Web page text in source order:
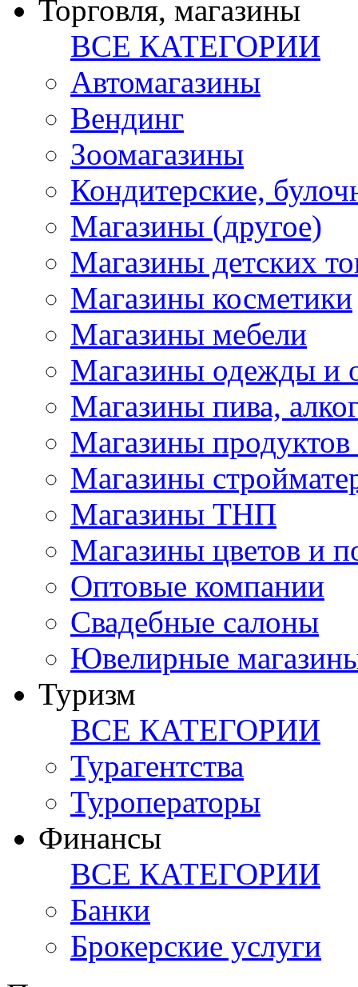
Торговля, магазины
ВСЕ КАТЕГОРИИ
Автомагазины
Вендинг
Зоомагазины
Кондитерские,
Магазины (другое)
Магазины детских
Магазины косметики
Магазины мебели
Магазины одежды и
Магазины пива,
Магазины продуктов
Магазины
Магазины ТНП
Магазины цветов и
Оптовые компании
Свадебные салоны
Ювелирные
Туризм
ВСЕ КАТЕГОРИИ
Турагентства
Туроператоры
Финансы
ВСЕ КАТЕГОРИИ
Банки
Брокерские услуги